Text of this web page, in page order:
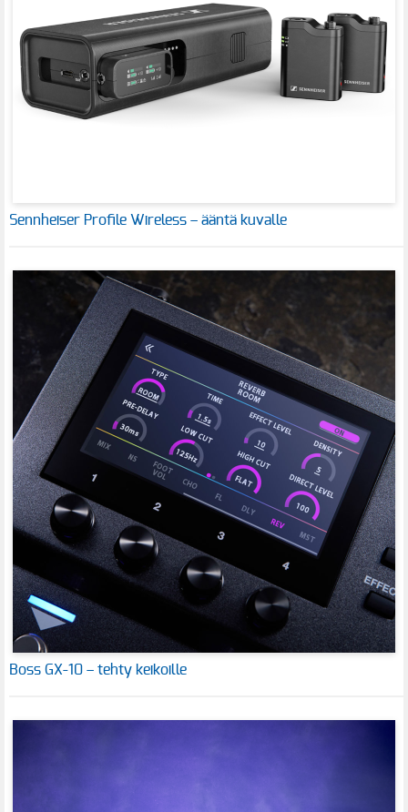
Sennheiser Profile Wireless – ääntä kuvalle
Boss GX-10 – tehty keikoille